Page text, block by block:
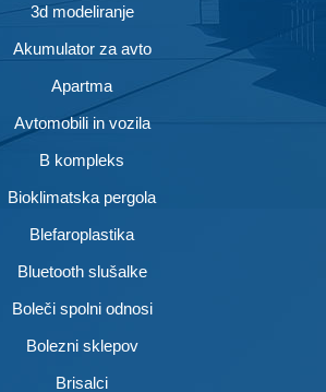
3d modeliranje
Akumulator za avto
Apartma
Avtomobili in vozila
B kompleks
Bioklimatska pergola
Blefaroplastika
Bluetooth slušalke
Boleči spolni odnosi
Bolezni sklepov
Brisalci